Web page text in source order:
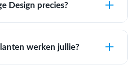
Design precies?
werken jullie?